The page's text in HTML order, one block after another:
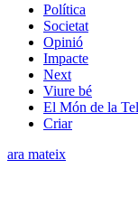
Política
Societat
Opinió
Impacte
Next
Viure bé
El Món de la
Criar
ara mateix